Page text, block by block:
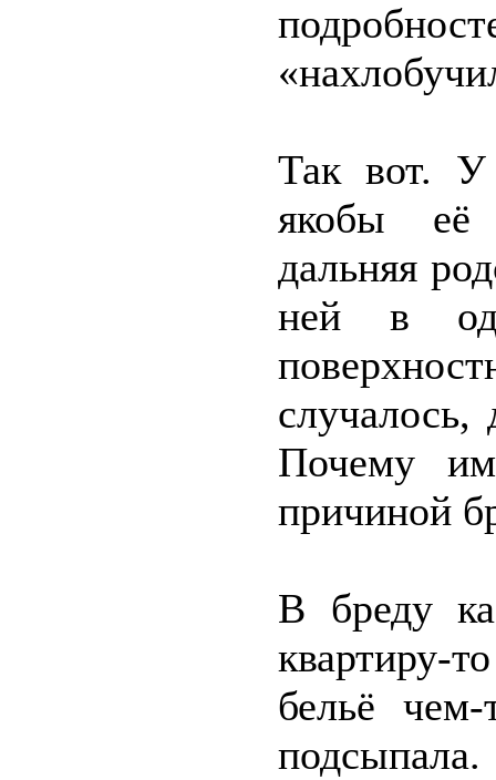
Так вот.
якобы её
дальняя
ней в
Почему
причиной
В бреду
квартиру-
бельё